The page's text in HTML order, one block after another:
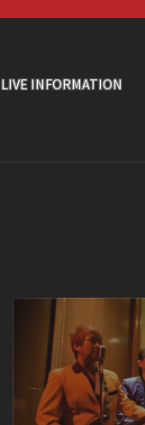
LIVE INFORMATION